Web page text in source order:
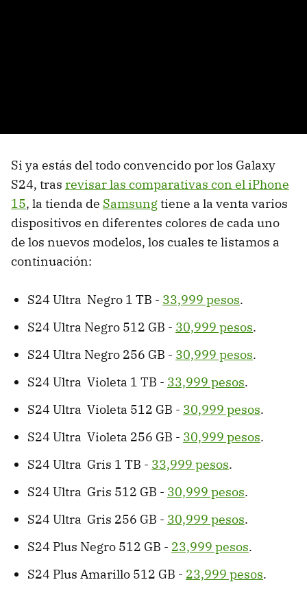
Si ya estás del todo convencido por los Galaxy
S24, tras revisar las comparativas con el iPhone
15, la tienda de Samsungtiene a la venta varios
dispositivos en diferentes colores de cada uno
de los nuevos modelos, los cuales te listamos a
continuación:
S24 Ultra Negro 1 TB - 33,999 pesos.
S24 Ultra Negro 512 GB - 30,999 pesos.
S24 Ultra Negro 256 GB - 30,999 pesos.
S24 Ultra Violeta 1 TB - 33,999 pesos.
S24 Ultra Violeta 512 GB - 30,999 pesos.
S24 Ultra Violeta 256 GB - 30,999 pesos.
S24 Ultra Gris 1 TB - 33,999 pesos.
S24 Ultra Gris 512 GB - 30,999 pesos.
S24 Ultra Gris 256 GB - 30,999 pesos.
S24 Plus Negro 512 GB - 23,999 pesos.
S24 Plus Amarillo 512 GB - 23,999 pesos.